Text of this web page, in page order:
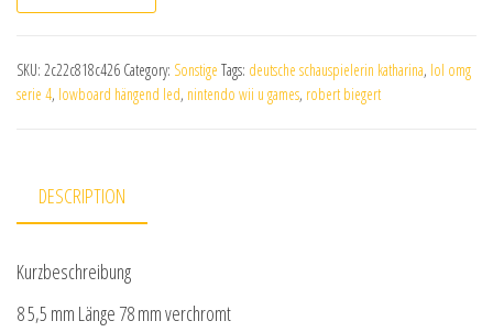
SKU: 2c22c818c426 Category: Sonstige Tags: deutsche schauspielerin katharina, lol omg
serie 4, lowboard hängend led, nintendo wii u games, robert biegert
DESCRIPTION
Kurzbeschreibung
8 5,5 mm Länge 78 mm verchromt